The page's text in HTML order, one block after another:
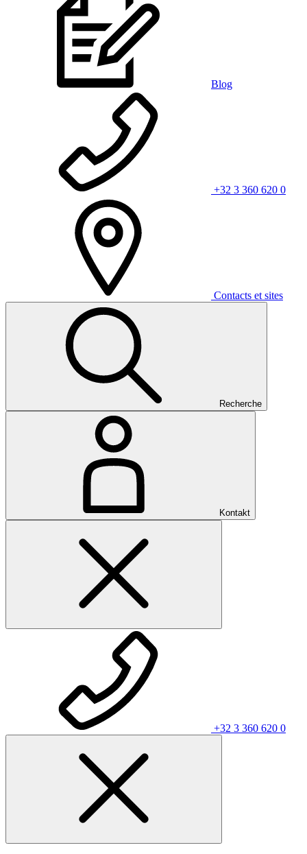
Blog
+32 3 360 620 0
Contacts et sites
Recherche
Kontakt
+32 3 360 620 0